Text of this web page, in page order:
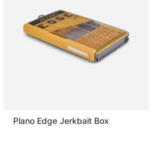
Plano Edge Jerkbait Box